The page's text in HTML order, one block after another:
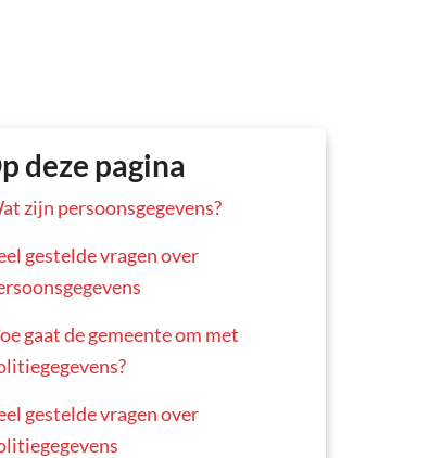
deze pagina
zijn persoonsgegevens?
gestelde vragen over
gaat de gemeente om met
gestelde vragen over